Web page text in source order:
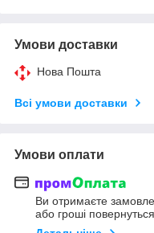
Умови доставки
Нова Пошта
Всі умови доставки
Умови оплати
Ви отримаєте
або гроші